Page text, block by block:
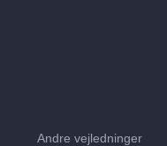
Andre vejledninger